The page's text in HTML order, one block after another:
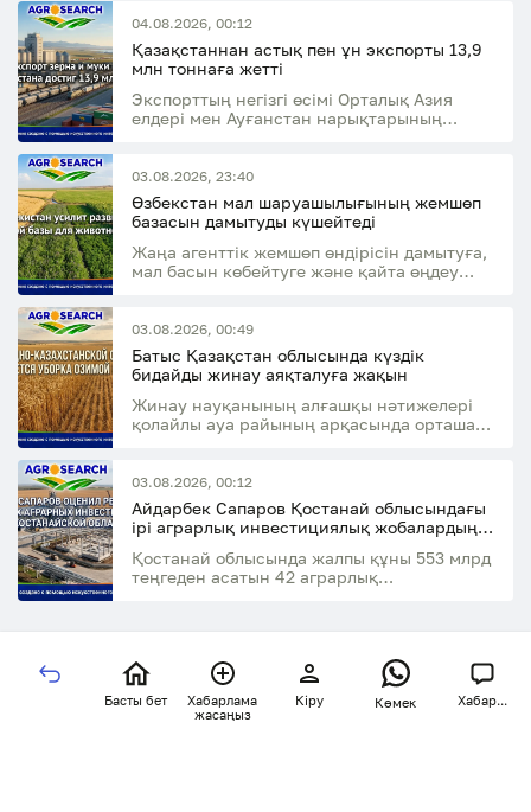
04.08.2026, 00:12
Қазақстаннан астық пен ұн экспорты 13,9
млн тоннаға жетті
Экспорттың негізгі өсімі Орталық Азия
елдері мен Ауғанстан нарықтарының
03.08.2026, 23:40
Өзбекстан мал шаруашылығының жемшөп
базасын дамытуды күшейтеді
Жаңа агенттік жемшөп өндірісін дамытуға,
мал басын көбейтуге және қайта өңдеу
03.08.2026, 00:49
Батыс Қазақстан облысында күздік
бидайды жинау аяқталуға жақын
Жинау науқанының алғашқы нәтижелері
қолайлы ауа райының арқасында орташа
03.08.2026, 00:12
Айдарбек Сапаров Қостанай облысындағы
ірі аграрлық инвестициялық жобалардың
Қостанай облысында жалпы құны 553 млрд
теңгеден асатын 42 аграрлық
Басты бет
Хабарлама
жасаңыз
Кіру Көмек Хабар...